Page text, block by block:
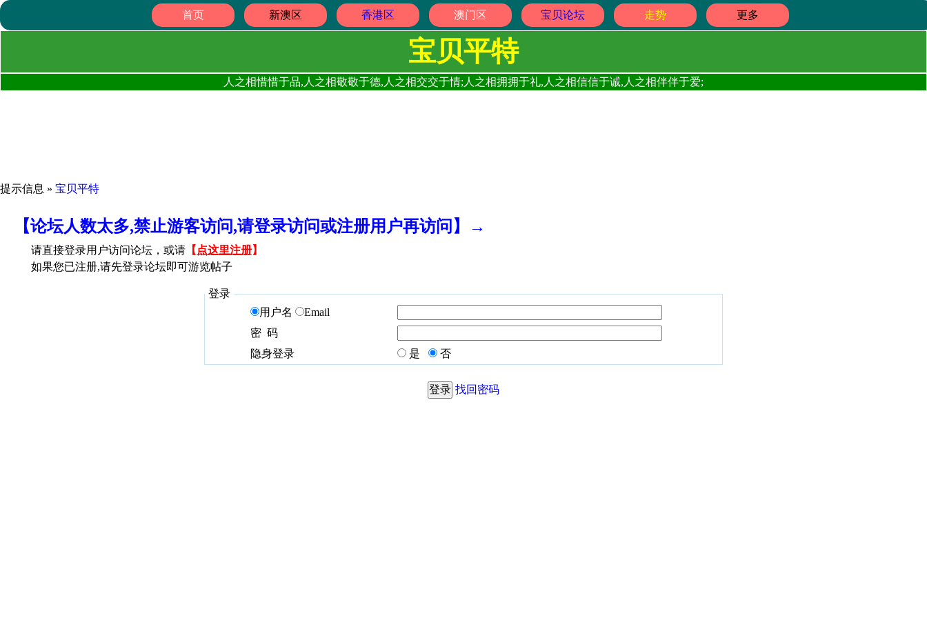
首页 新澳区 香港区 澳门区 宝贝论坛 走势 更多
宝贝平特
人之相惜惜于品,人之相敬敬于德,人之相交交于情;人之相拥拥于礼,人之相信信于诚,人之相伴伴于爱;
提示信息 » 宝贝平特
【论坛人数太多,禁止游客访问,请登录访问或注册用户再访问】→
请直接登录用户访问论坛，或请 【 点这里注册】
如果您已注册,请先登录论坛即可游览帖子
登录
用户名
Email
密 码
隐身登录
是 否
找回密码